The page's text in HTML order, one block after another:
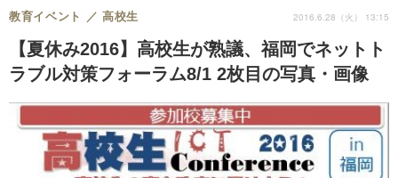
【夏休み2016】高校生が熟議、福岡でネットト
ラブル対策フォーラム8/1 2枚目の写真・画像
教育イベント 高校生 2016.6.28（火） 13:15